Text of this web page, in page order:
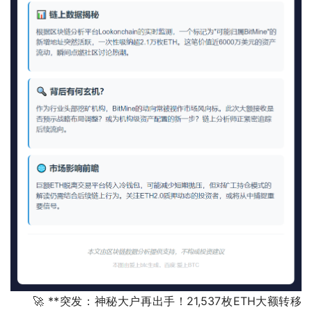
🚀 **突发：神秘大户再出手！21,537枚ETH大额转移